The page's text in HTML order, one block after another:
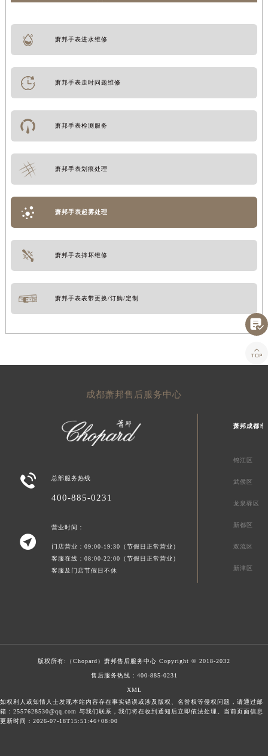
萧邦手表进水维修
萧邦手表走时问题维修
萧邦手表检测服务
萧邦手表划痕处理
萧邦手表起雾处理
萧邦手表摔坏维修
萧邦手表表带更换/订购/定制
成都萧邦售后服务中心
 总部服务热线
400-885-0231

营业时间：
门店营业：09:00-19:30（节假日正常营业）
客服在线：08:00-22:00（节假日正常营业）
客服及门店节假日不休
萧邦成都市
锦江区
武侯区
龙泉驿区
新都区
双流区
新津区
版权所有:（Chopard） 萧邦售后服务中心 Copyright © 2018-2032
售后服务热线： 400-885-0231
XML
如权利人或知情人士发现本站内容存在事实错误或涉及版权、名誉权等侵权问题，请通过邮
箱：2557628530@qq.com 与我们联系，我们将在收到通知后立即依法处理。当前页面信息
更新时间：2026-07-18T15:51:46+08:00

